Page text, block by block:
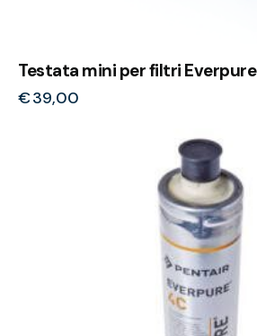
Testata mini per filtri Everpure
€39,00